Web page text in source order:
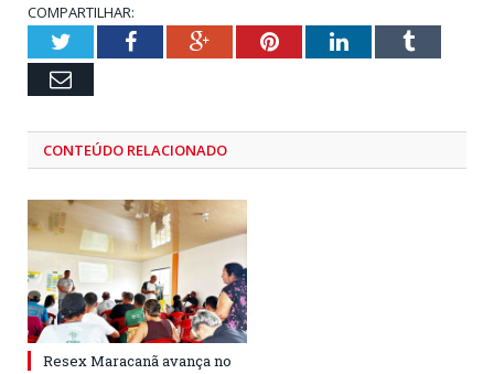
COMPARTILHAR:
TwitterFacebookGoogle+PinterestLinkedInTumblr
Email
CONTEÚDO RELACIONADO
Resex Maracanã avança no